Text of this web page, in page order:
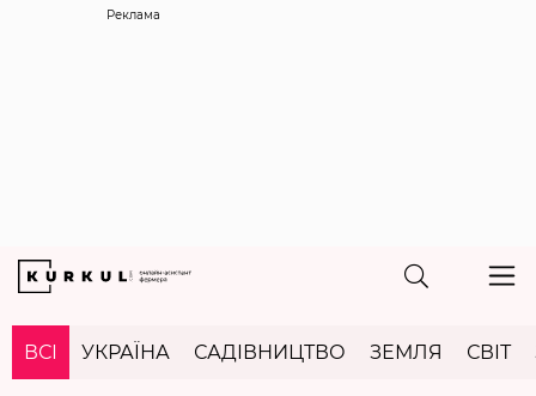
Реклама
ВСІ УКРАЇНА САДІВНИЦТВО ЗЕМЛЯ СВІТ